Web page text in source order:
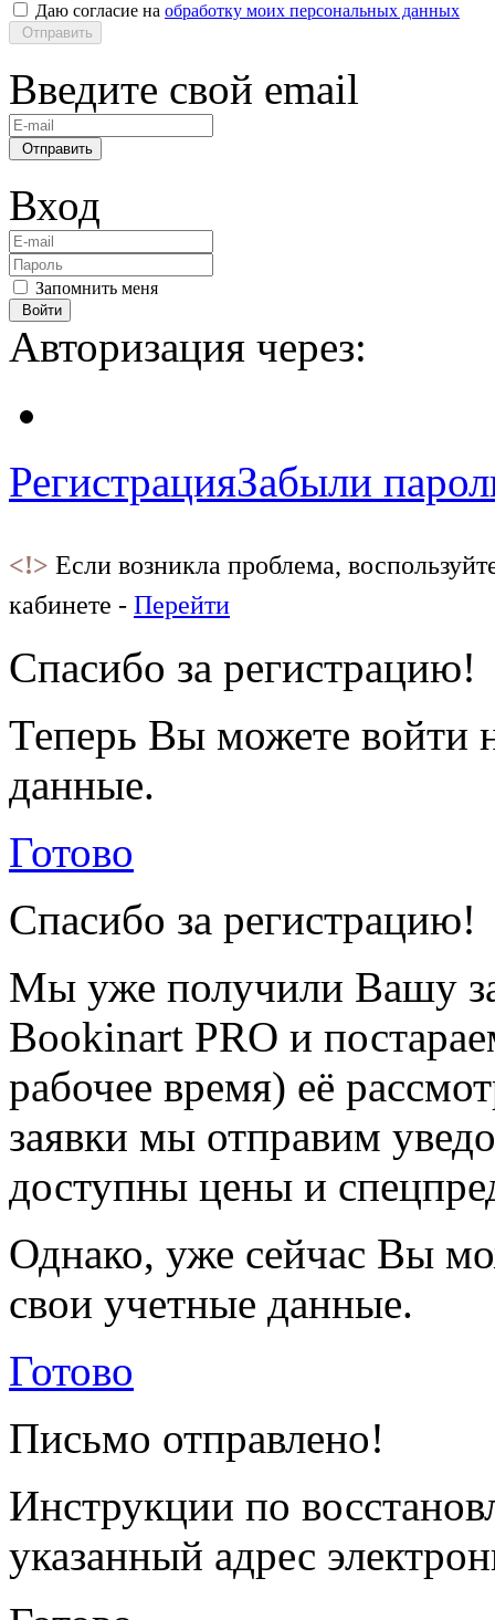
Даю согласие на обработку моих персональных данных
Отправить
Введите свой email
Отправить
Вход
Запомнить меня
Войти
Авторизация через:
РегистрацияЗабыли
<!> Если возникла проблема,
кабинете - Перейти
Спасибо за регистрацию!
Теперь Вы можете войти
данные.
Готово
Спасибо за регистрацию!
Мы уже получили Вашу
Bookinart PRO и
рабочее время) её
заявки мы отправим
доступны цены и
Однако, уже сейчас Вы
свои учетные данные.
Готово
Письмо отправлено!
Инструкции по
указанный адрес